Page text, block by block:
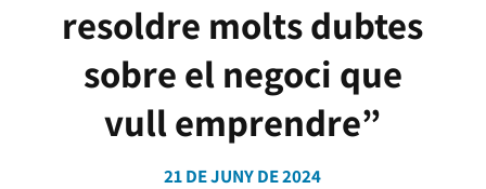
resoldre molts dubtes
sobre el negoci que
vull emprendre”
21 DE JUNY DE 2024